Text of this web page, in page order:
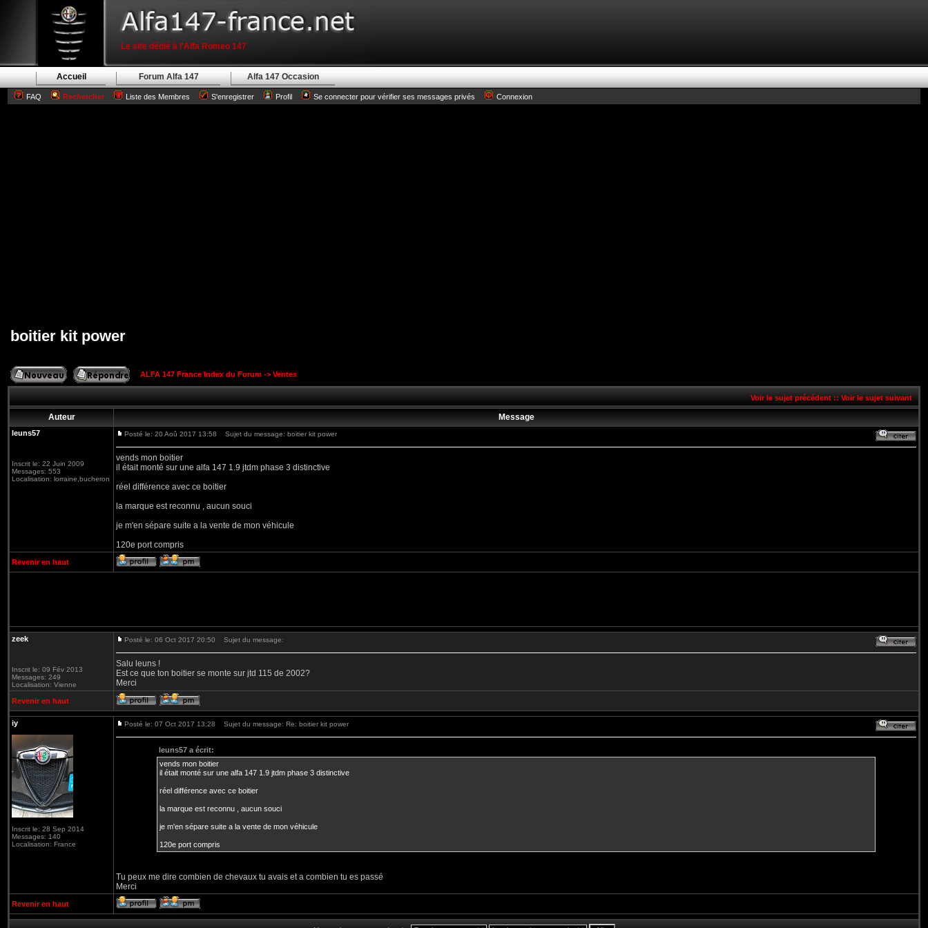
Le site dédié à l'Alfa Romeo 147
Accueil Forum Alfa 147 Alfa 147 Occasion
FAQ Rechercher Liste des Membres S'enregistrer Profil Se connecter pour vérifier ses messages privés Connexion
boitier kit power
ALFA 147 France Index du Forum -> Ventes
Voir le sujet précédent :: Voir le sujet suivant
Auteur Message
leuns57
Inscrit le: 22 Juin 2009
Messages: 553
Localisation: lorraine,bucheron
Posté le: 20 Aoû 2017 13:58 Sujet du message: boitier kit power
vends mon boitier
il était monté sur une alfa 147 1.9 jtdm phase 3 distinctive
réel différence avec ce boitier
la marque est reconnu , aucun souci
je m'en sépare suite a la vente de mon véhicule
120e port compris
Revenir en haut
zeek
Inscrit le: 09 Fév 2013
Messages: 249
Localisation: Vienne
Posté le: 06 Oct 2017 20:50 Sujet du message:
Salu leuns !
Est ce que ton boitier se monte sur jtd 115 de 2002?
Merci
Revenir en haut
iy
Inscrit le: 28 Sep 2014
Messages: 140
Localisation: France
Posté le: 07 Oct 2017 13:28 Sujet du message: Re: boitier kit power
leuns57 a écrit:
vends mon boitier
il était monté sur une alfa 147 1.9 jtdm phase 3 distinctive
réel différence avec ce boitier
la marque est reconnu , aucun souci
je m'en sépare suite a la vente de mon véhicule
120e port compris
Tu peux me dire combien de chevaux tu avais et a combien tu es passé
Merci
Revenir en haut